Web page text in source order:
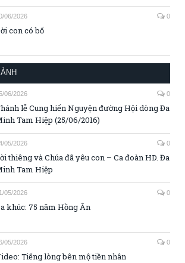
06/2026 0
con có bố
06/2026 0
lễ Cung hiến Nguyện đường Hội dòng Đa
Tam Hiệp (25/06/2016)
05/2026 0
thiêng và Chúa đã yêu con – Ca đoàn HD. Đa
Tam Hiệp
05/2026 0
khúc: 75 năm Hồng Ân
05/2026 0
Tiếng lòng bên mộ tiền nhân